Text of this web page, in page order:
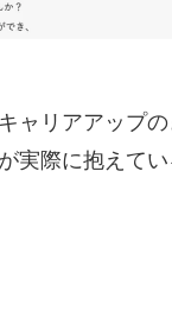
ャリアアップ
実際に抱えて